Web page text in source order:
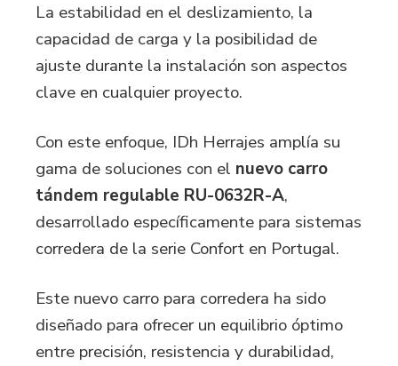
La estabilidad en el deslizamiento, la
capacidad de carga y la posibilidad de
ajuste durante la instalación son aspectos
clave en cualquier proyecto.
Con este enfoque, IDh Herrajes amplía su
gama de soluciones con el nuevo carro
tándem regulable RU-0632R-A,
desarrollado específicamente para sistemas
corredera de la serie Confort en Portugal.
Este nuevo carro para corredera ha sido
diseñado para ofrecer un equilibrio óptimo
entre precisión, resistencia y durabilidad,